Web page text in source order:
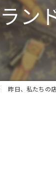
時計
出張
ン
昨日、私たちの